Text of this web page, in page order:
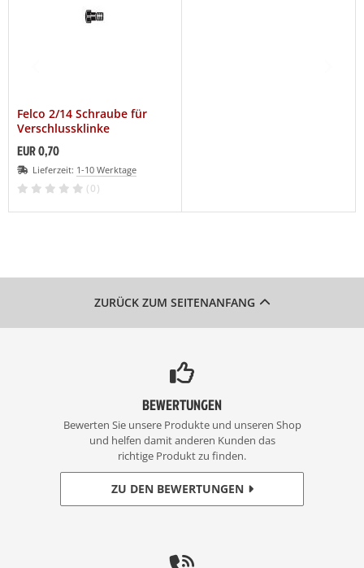
Felco 2/14 Schraube für
Verschlussklinke
EUR 0,70
Lieferzeit: 1-10 Werktage
(0)
ZURÜCK ZUM SEITENANFANG
BEWERTUNGEN
Bewerten Sie unsere Produkte und unseren Shop
und helfen damit anderen Kunden das
richtige Produkt zu finden.
ZU DEN BEWERTUNGEN